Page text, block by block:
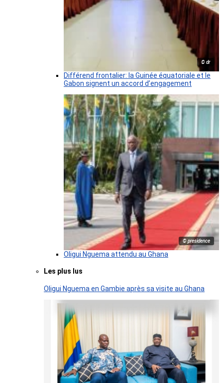
© dr
Différend frontalier: la Guinée équatoriale et le
Gabon signent un accord d’engagement
© presidence
Oligui Nguema attendu au Ghana
Les plus lus
Oligui Nguema en Gambie après sa visite au Ghana